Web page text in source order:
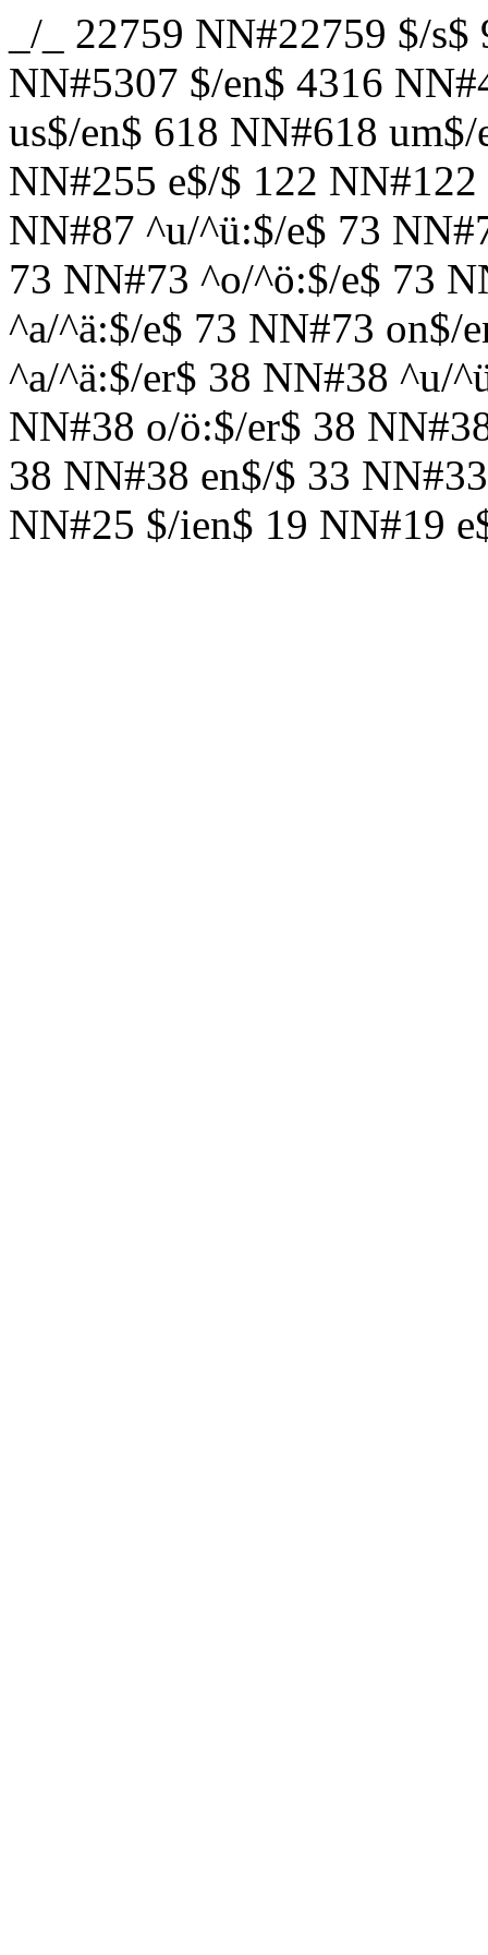
_/_ 22759 NN#22759 $/
NN#5307 $/en$ 4316
us$/en$ 618 NN#618
NN#255 e$/$ 122
NN#87 ^u/^ü:$/e$ 73
73 NN#73 ^o/^ö:$/e$ 73
^a/^ä:$/e$ 73 NN#73 on$/
^a/^ä:$/er$ 38 NN#38 ^u/
NN#38 o/ö:$/er$ 38
38 NN#38 en$/$ 33
NN#25 $/ien$ 19 NN#19